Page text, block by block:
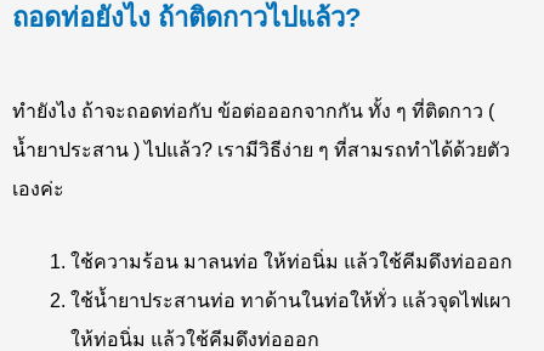
ถอดท่อยังไง ถ้าติดกาวไปแล้ว?
ทำยังไง ถ้าจะถอดท่อกับ ข้อต่อออกจากกัน ทั้ง ๆ ที่ติดกาว (
น้ำยาประสาน ) ไปแล้ว? เรามีวิธีง่าย ๆ ที่สามรถทำได้ด้วยตัว
เองค่ะ
ใช้ความร้อน มาลนท่อ ให้ท่อนิ่ม แล้วใช้คีมดึงท่อออก
ใช้น้ำยาประสานท่อ ทาด้านในท่อให้ทั่ว แล้วจุดไฟเผา
ให้ท่อนิ่ม แล้วใช้คีมดึงท่อออก